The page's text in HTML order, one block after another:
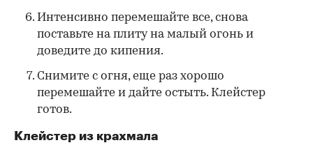
Интенсивно перемешайте все, снова
поставьте на плиту на малый огонь и
доведите до кипения.
Снимите с огня, еще раз хорошо
перемешайте и дайте остыть. Клейстер
готов.
Клейстер из крахмала